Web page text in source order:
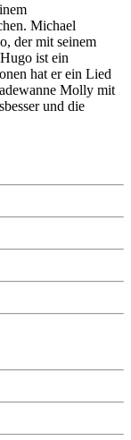
Michael
der mit seinem
ist ein
hat er ein Lied
Molly mit
und die